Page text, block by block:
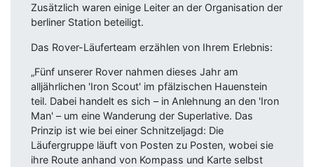
Zusätzlich waren einige Leiter an der Organisation der
berliner Station beteiligt.
Das Rover-Läuferteam erzählen von Ihrem Erlebnis:
„Fünf unserer Rover nahmen dieses Jahr am
alljährlichen 'Iron Scout' im pfälzischen Hauenstein
teil. Dabei handelt es sich – in Anlehnung an den 'Iron
Man' – um eine Wanderung der Superlative. Das
Prinzip ist wie bei einer Schnitzeljagd: Die
Läufergruppe läuft von Posten zu Posten, wobei sie
ihre Route anhand von Kompass und Karte selbst